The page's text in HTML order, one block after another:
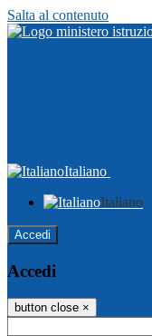
Salta al contenuto
Italiano
Italiano
Accedi
Accedi
button close ×